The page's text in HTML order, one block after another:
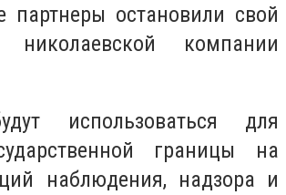
партнеры остановили свой
компании
использоваться для
границы на
наблюдения, надзора и